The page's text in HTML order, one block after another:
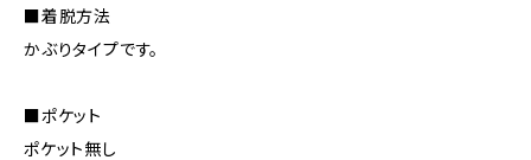
■着脱方法
かぶりタイプです。
■ポケット
ポケット無し